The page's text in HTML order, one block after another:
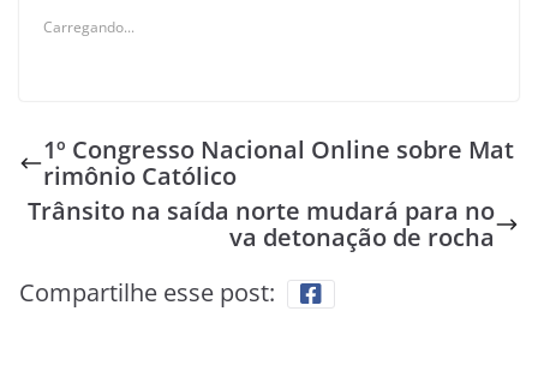
Carregando...
1º Congresso Nacional Online sobre Mat
rimônio Católico
Trânsito na saída norte mudará para no
va detonação de rocha
Compartilhe esse post: